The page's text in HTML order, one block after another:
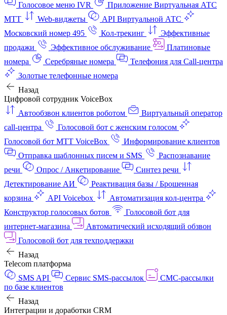
Голосовое меню IVR
Приложение Виртуальная АТС
МТТ
Web-виджеты
API Виртуальной АТС
Московский номер 495
Кол-трекинг
Эффективные
продажи
Эффективное обслуживание
Платиновые
номера
Серебряные номера
Телефония для Call-центра
Золотые телефонные номера
Назад
Цифровой сотрудник VoiceBox
Автообзвон клиентов роботом
Виртуальный оператор
call-центра
Голосовой бот с женским голосом
Голосовой бот МТТ VoiceBox
Информирование клиентов
Отправка шаблонных писем и SMS
Распознавание
речи
Опрос / Анкетирование
Синтез речи
Детектирование АИ
Реактивация базы / Брошенная
корзина
API Voicebox
Автоматизация кол‑центра
Конструктор голосовых ботов
Голосовой бот для
интернет‑магазина
Автоматический исходящий обзвон
Голосовой бот для техподдержки
Назад
Telecom платформа
SMS API
Сервис SMS-рассылок
СМС-рассылки
по базе клиентов
Назад
Интеграции и доработки CRM